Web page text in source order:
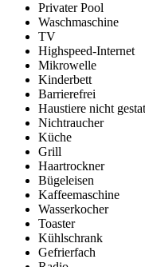
Privater Pool
Waschmaschine
TV
Highspeed-Internet
Mikrowelle
Kinderbett
Barrierefrei
Haustiere nicht
Nichtraucher
Küche
Grill
Haartrockner
Bügeleisen
Kaffeemaschine
Wasserkocher
Toaster
Kühlschrank
Gefrierfach